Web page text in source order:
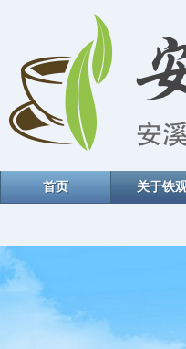
首页 关于铁